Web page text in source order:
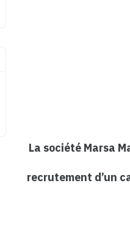
La société Marsa
recrutement d’un